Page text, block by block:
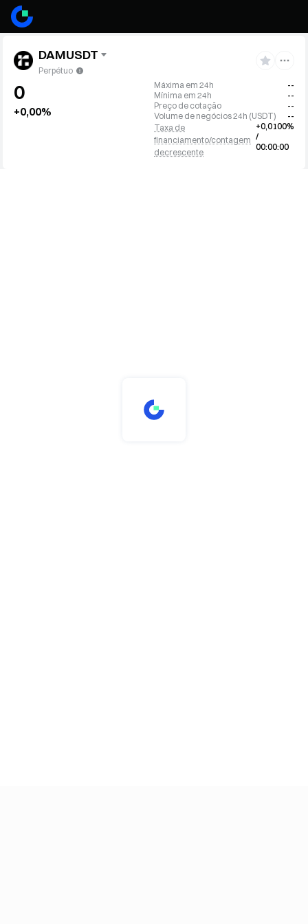
DAMUSDT
Perpétuo
0
+0,00%
Máxima em 24h
--
Mínima em 24h
--
Preço de cotação
--
Volume de negócios 24h (USDT)
--
Taxa de
financiamento/contagem
decrescente
+0,0100%
/
00:00:00